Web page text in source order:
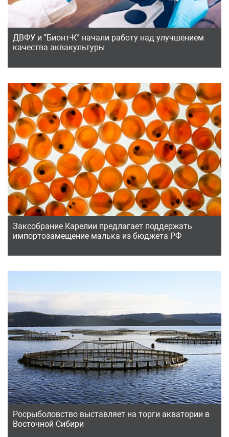
ДВФУ и “Бионт-К” начали работу над улучшением
качества аквакультуры
Заксобрание Карелии предлагает поддержать
импортозамещение малька из бюджета РФ
Росрыболовство выставляет на торги акватории в
Восточной Сибири